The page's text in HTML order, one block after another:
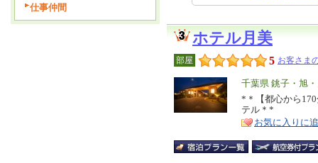
ホテル月美
部屋 5 お客さま
エ
リ
ア
千葉県 銚子・旭
特
徴
*＊【都心から
テル＊*
お気に入りに
仕事仲間